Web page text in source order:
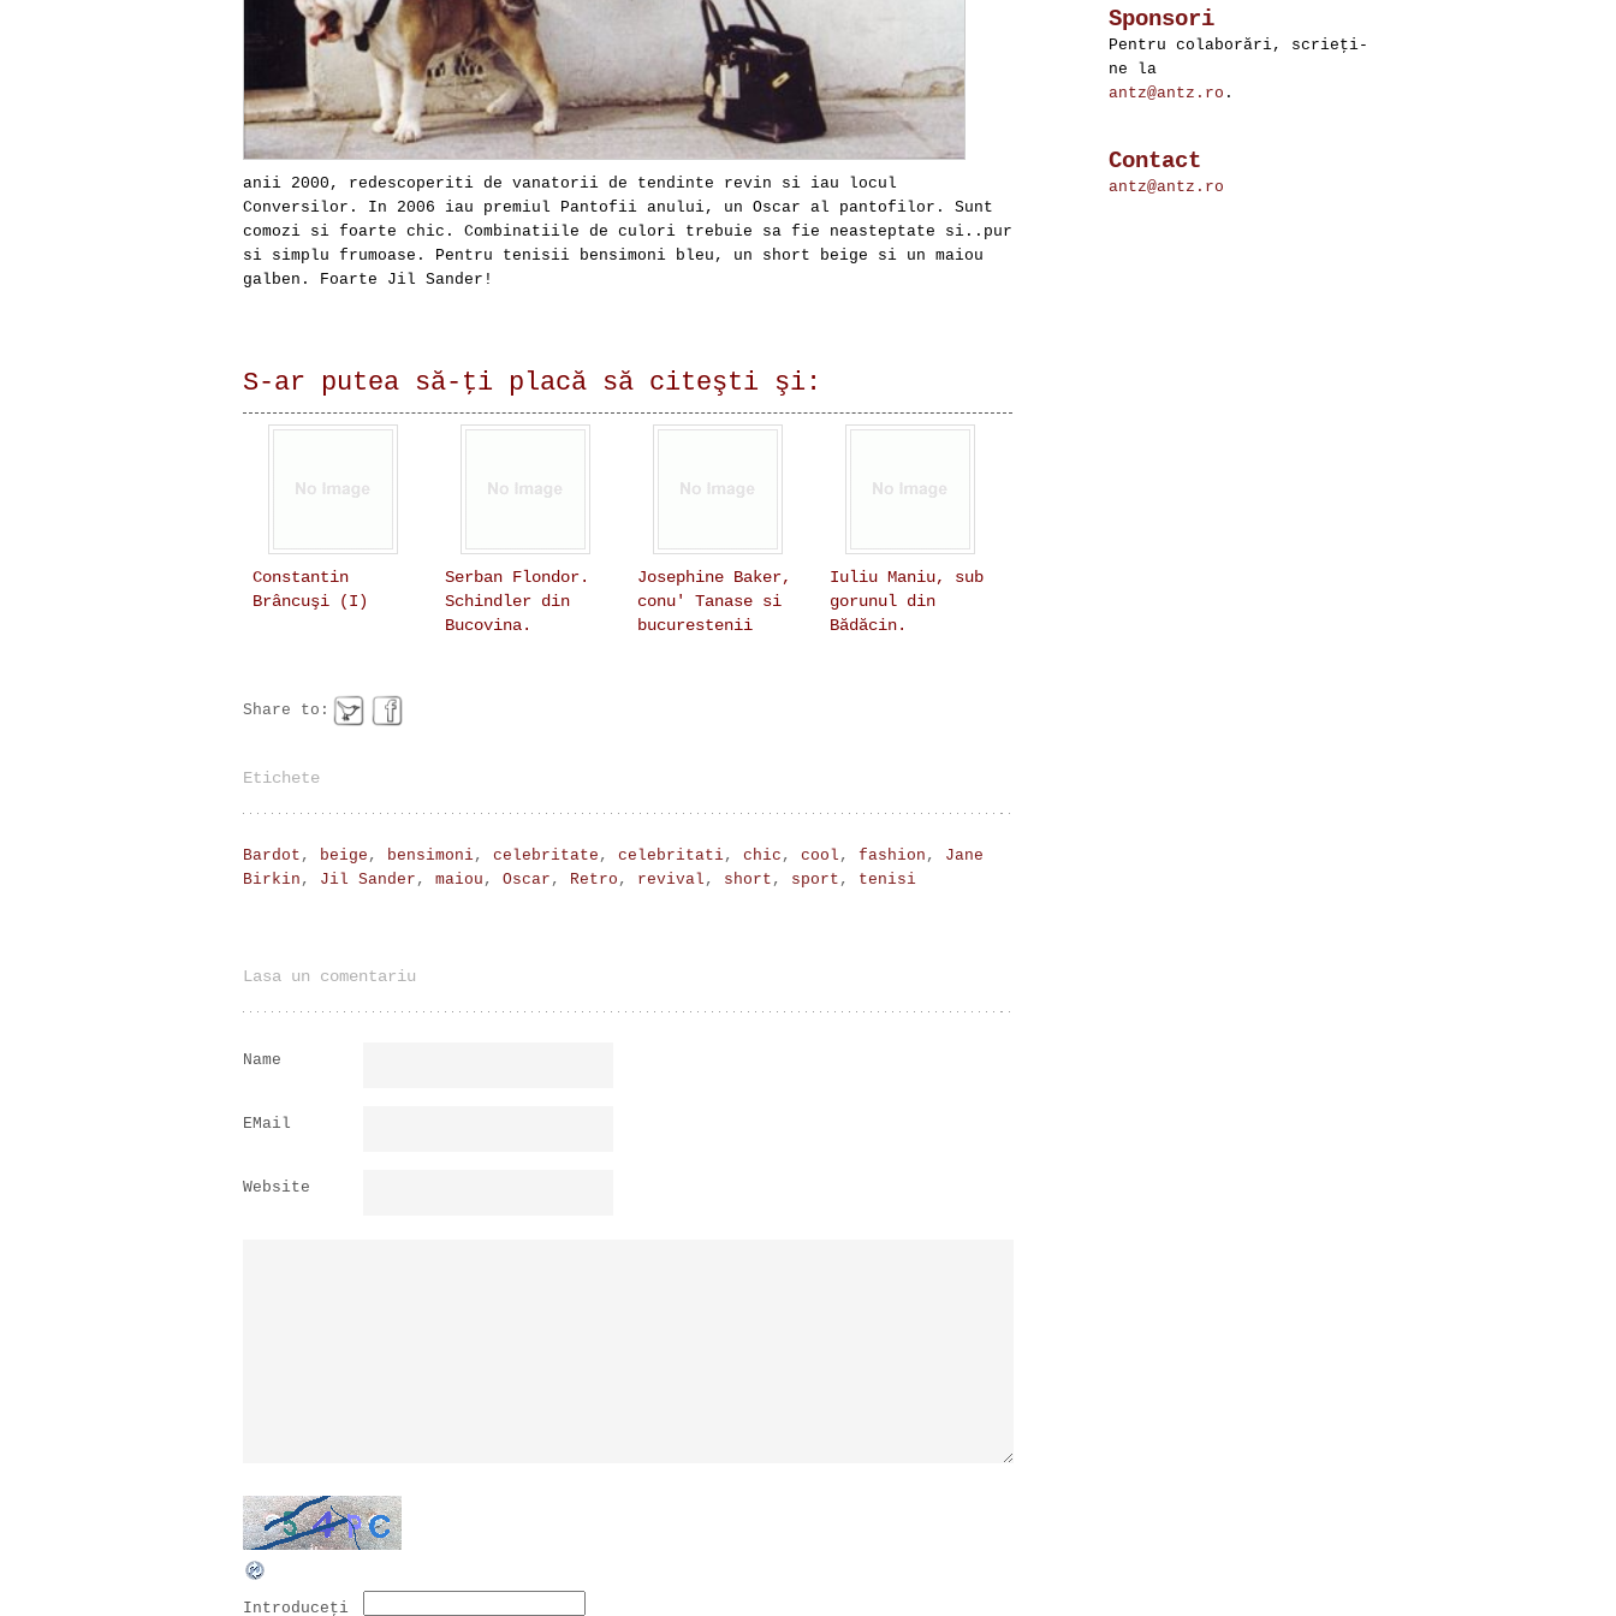
anii 2000, redescoperiti de vanatorii de tendinte revin si iau locul
Conversilor. In 2006 iau premiul Pantofii anului, un Oscar al pantofilor. Sunt
comozi si foarte chic. Combinatiile de culori trebuie sa fie neasteptate si..pur
si simplu frumoase. Pentru tenisii bensimoni bleu, un short beige si un maiou
galben. Foarte Jil Sander!
S-ar putea să-ţi placă să citeşti şi:
Constantin
Brâncuşi (I)
Serban Flondor.
Schindler din
Bucovina.
Josephine Baker,
conu' Tanase si
bucurestenii
Iuliu Maniu, sub
gorunul din
Bădăcin.
Share to:
Etichete
Bardot , beige , bensimoni, celebritate , celebritati, chic , cool , fashion , Jane
Birkin , Jil Sander , maiou , Oscar , Retro , revival , short , sport , tenisi
Lasa un comentariu
Name
EMail
Website
Introduceţi
Sponsori
Pentru colaborări, scrieţi-
ne la
antz@antz.ro .
Contact
antz@antz.ro